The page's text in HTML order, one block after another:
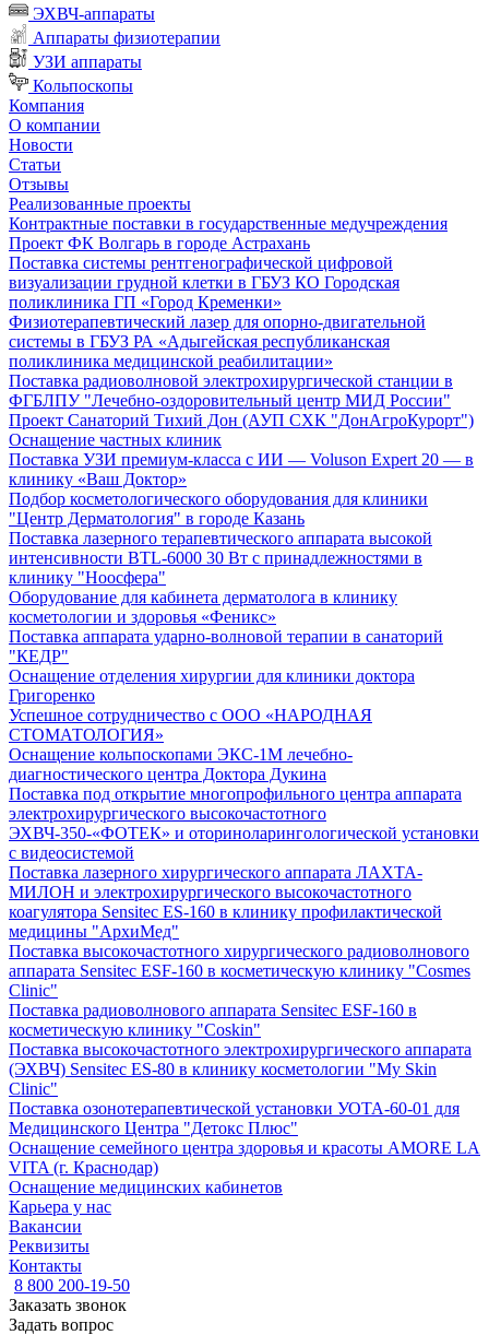
ЭХВЧ-аппараты
Аппараты физиотерапии
УЗИ аппараты
Кольпоскопы
Компания
О компании
Новости
Статьи
Отзывы
Реализованные проекты
Контрактные поставки в государственные медучреждения
Проект ФК Волгарь в городе Астрахань
Поставка системы рентгенографической цифровой
визуализации грудной клетки в ГБУЗ КО Городская
поликлиника ГП «Город Кременки»
Физиотерапевтический лазер для опорно-двигательной
системы в ГБУЗ РА «Адыгейская республиканская
поликлиника медицинской реабилитации»
Поставка радиоволновой электрохирургической станции в
ФГБЛПУ "Лечебно-оздоровительный центр МИД России"
Проект Санаторий Тихий Дон (АУП СХК "ДонАгроКурорт")
Оснащение частных клиник
Поставка УЗИ премиум-класса с ИИ — Voluson Expert 20 — в
клинику «Ваш Доктор»
Подбор косметологического оборудования для клиники
"Центр Дерматология" в городе Казань
Поставка лазерного терапевтического аппарата высокой
интенсивности BTL-6000 30 Вт с принадлежностями в
клинику "Ноосфера"
Оборудование для кабинета дерматолога в клинику
косметологии и здоровья «Феникс»
Поставка аппарата ударно-волновой терапии в санаторий
"КЕДР"
Оснащение отделения хирургии для клиники доктора
Григоренко
Успешное сотрудничество с ООО «НАРОДНАЯ
СТОМАТОЛОГИЯ»
Оснащение кольпоскопами ЭКС-1М лечебно-
диагностического центра Доктора Дукина
Поставка под открытие многопрофильного центра аппарата
электрохирургического высокочастотного
ЭХВЧ-350-«ФОТЕК» и оториноларингологической установки
с видеосистемой
Поставка лазерного хирургического аппарата ЛАХТА-
МИЛОН и электрохирургического высокочастотного
коагулятора Sensitec ES-160 в клинику профилактической
медицины "АрхиМед"
Поставка высокочастотного хирургического радиоволнового
аппарата Sensitec ESF-160 в косметическую клинику "Cosmes
Clinic"
Поставка радиоволнового аппарата Sensitec ESF-160 в
косметическую клинику "Coskin"
Поставка высокочастотного электрохирургического аппарата
(ЭХВЧ) Sensitec ES-80 в клинику косметологии "My Skin
Clinic"
Поставка озонотерапевтической установки УОТА-60-01 для
Медицинского Центра "Детокс Плюс"
Оснащение семейного центра здоровья и красоты AMORE LA
VITA (г. Краснодар)
Оснащение медицинских кабинетов
Карьера у нас
Вакансии
Реквизиты
Контакты
8 800 200-19-50
Заказать звонок
Задать вопрос